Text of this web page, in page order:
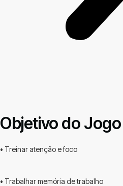
Objetivo do Jogo
• Treinar atenção e foco
• Trabalhar memória de trabalho